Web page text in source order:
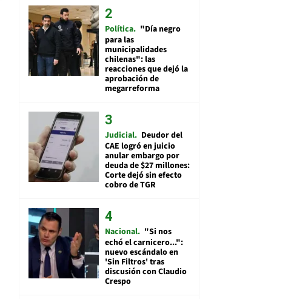
Política "Día negro
para las
municipalidades
chilenas": las
reacciones que dejó la
aprobación de
megarreforma
Judicial Deudor del
CAE logró en juicio
anular embargo por
deuda de $27 millones:
Corte dejó sin efecto
cobro de TGR
Nacional "Si nos
echó el carnicero...":
nuevo escándalo en
'Sin Filtros' tras
discusión con Claudio
Crespo